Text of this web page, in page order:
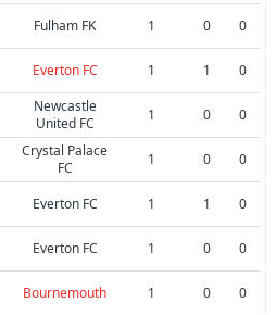
Fulham FK 1 0 0
Everton FC 1 1 0
Newcastle
United FC
1 0 0
Crystal Palace
FC
1 0
0
Everton FC 1 1 0
Everton FC 1 0 0
Bournemouth 1 0 0